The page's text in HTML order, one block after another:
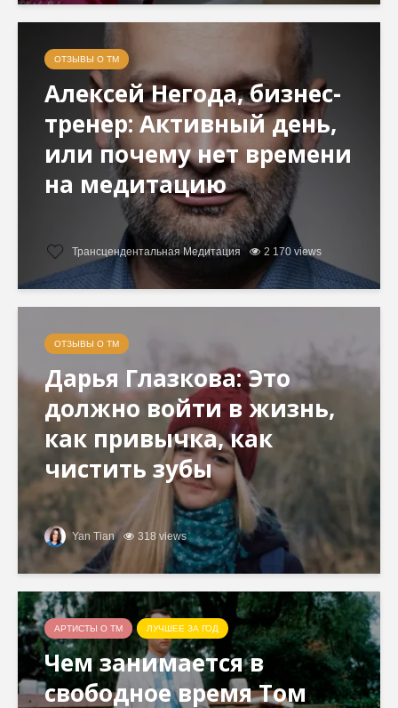
ОТЗЫВЫ О ТМ
Алексей Негода, бизнес-
тренер: Активный день,
или почему нет времени
на медитацию
Трансцендентальная Медитация 2 170 views
ОТЗЫВЫ О ТМ
Дарья Глазкова: Это
должно войти в жизнь,
как привычка, как
чистить зубы
Yan Tian 318 views
АРТИСТЫ О ТМ ЛУЧШЕЕ ЗА ГОД
Чем занимается в
свободное время Том